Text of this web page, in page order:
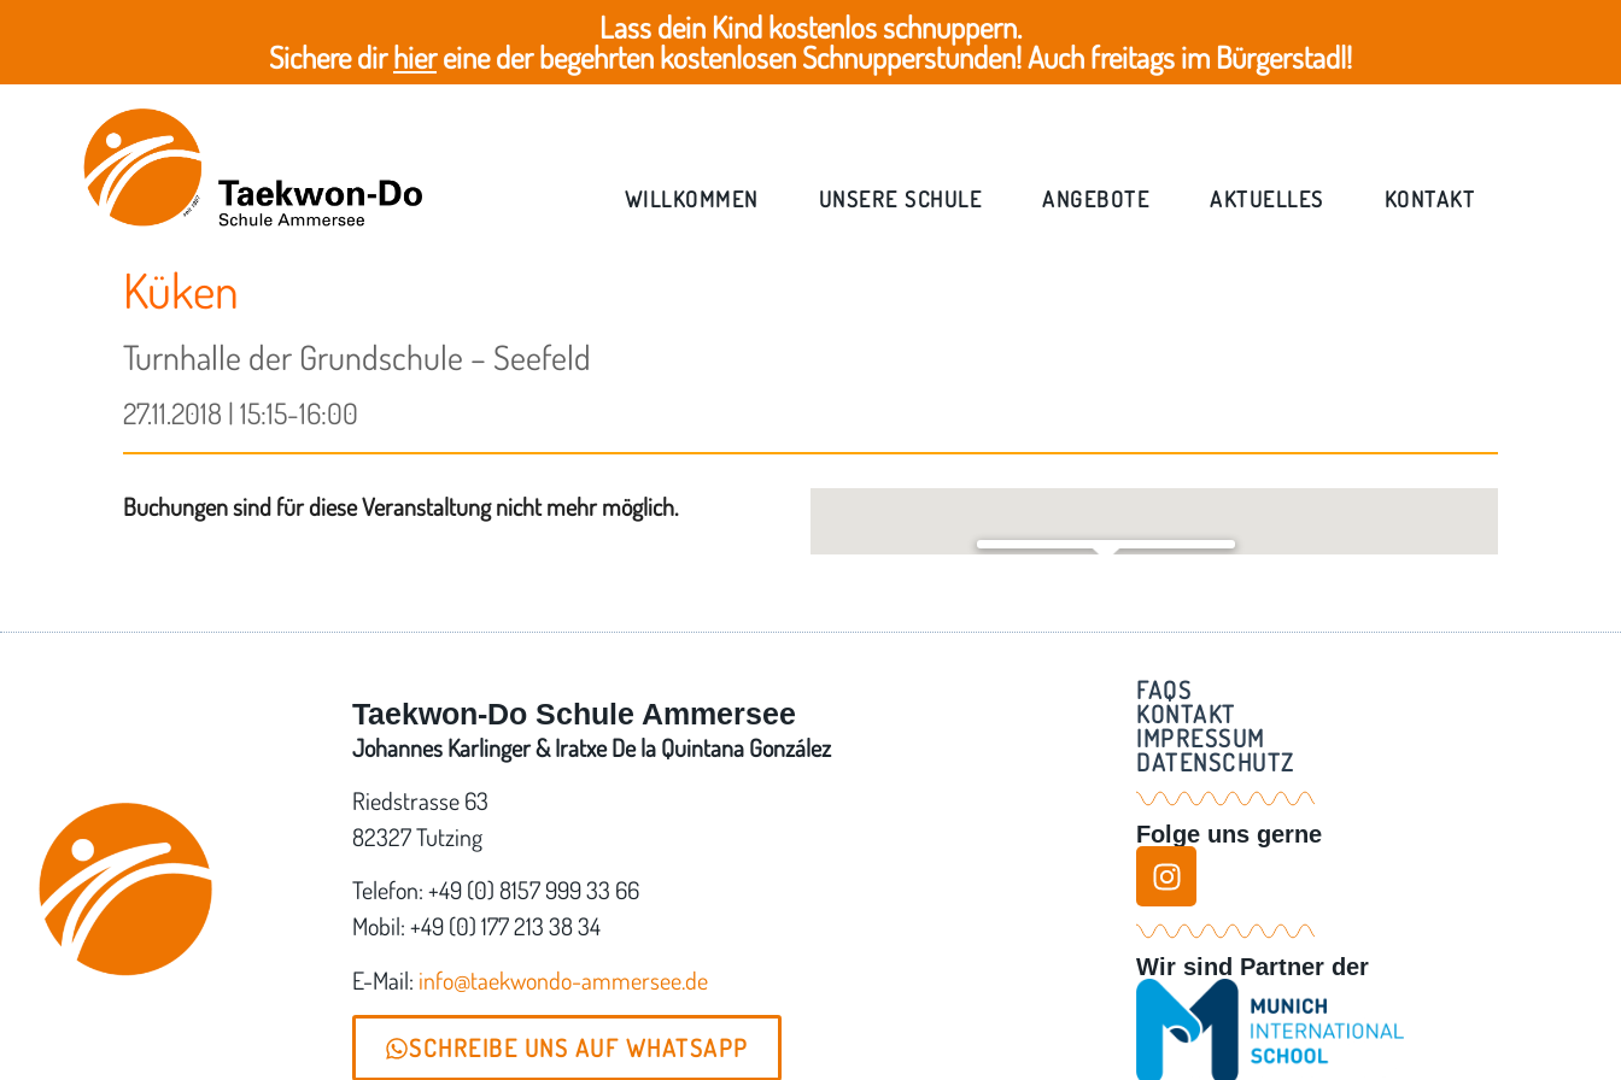
Lass dein Kind kostenlos schnuppern.
Sichere dirhiereine der begehrten kostenlosen Schnupperstunden! Auch freitags im Bürgerstadl!
WILLKOMMEN UNSERE SCHULE ANGEBOTE AKTUELLES KONTAKT
Küken
Turnhalle der Grundschule – Seefeld
27.11.2018 | 15:15-16:00
Buchungen sind für diese Veranstaltung nicht mehr möglich.
Taekwon-Do Schule Ammersee
Johannes Karlinger & Iratxe De la Quintana González
Riedstrasse 63
82327 Tutzing
Telefon: +49 (0) 8157 999 33 66
Mobil: +49 (0) 177 213 38 34
E-Mail: info@taekwondo-ammersee.de
SCHREIBE UNS AUF WHATSAPP
FAQS
KONTAKT
IMPRESSUM
DATENSCHUTZ
Folge uns gerne
Wir sind Partner der